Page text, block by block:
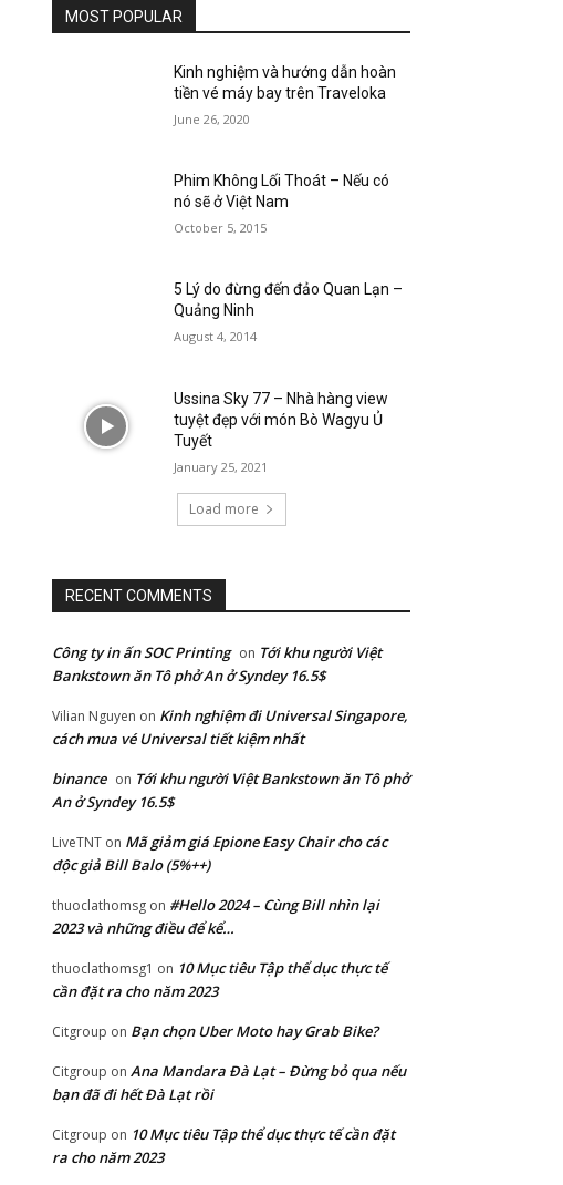
MOST POPULAR
Kinh nghiệm và hướng dẫn hoàn
tiền vé máy bay trên Traveloka
June 26, 2020
Phim Không Lối Thoát – Nếu có
nó sẽ ở Việt Nam
October 5, 2015
5 Lý do đừng đến đảo Quan Lạn –
Quảng Ninh
August 4, 2014
Ussina Sky 77 – Nhà hàng view
tuyệt đẹp với món Bò Wagyu Ủ
Tuyết
January 25, 2021
Load more
RECENT COMMENTS
Công ty in ấn SOC Printing on Tới khu người Việt
Bankstown ăn Tô phở An ở Syndey 16.5$
Vilian Nguyen on Kinh nghiệm đi Universal Singapore,
cách mua vé Universal tiết kiệm nhất
binance on Tới khu người Việt Bankstown ăn Tô phở
An ở Syndey 16.5$
LiveTNT on Mã giảm giá Epione Easy Chair cho các
độc giả Bill Balo (5%++)
thuoclathomsg on #Hello 2024 – Cùng Bill nhìn lại
2023 và những điều để kể…
thuoclathomsg1 on 10 Mục tiêu Tập thể dục thực tế
cần đặt ra cho năm 2023
Citgroup on Bạn chọn Uber Moto hay Grab Bike?
Citgroup on Ana Mandara Đà Lạt – Đừng bỏ qua nếu
bạn đã đi hết Đà Lạt rồi
Citgroup on 10 Mục tiêu Tập thể dục thực tế cần đặt
ra cho năm 2023